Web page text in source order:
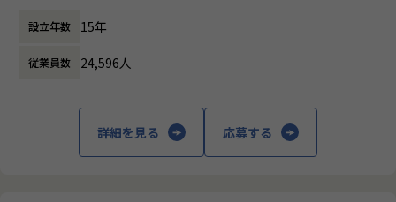
す。
上場企業を中心にソリューションサービスを提供していま
【業務の変更の範囲】
会社の定める業務
に渡ります。いわゆる技術者派遣と呼ばれ
働く場所に関わらない事業支援や最新技術を
用いた研究開発などを行っています。
設立年数 15年
従業員数 24,596人
詳細を見る 応募する